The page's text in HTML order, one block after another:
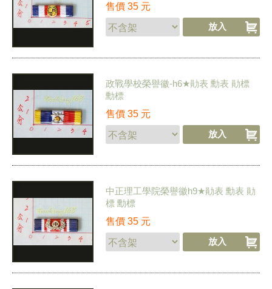
售價35 元
政戰學校榮譽徽-h6★勛表 勳表 勛標
勳標
售價35 元
中正理工學院榮譽徽h9★勛表 勳表 勛
標 勳標
售價35 元